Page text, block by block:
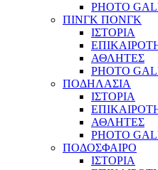
PHOTO
ΠΙΝΓΚ ΠΟΝΓΚ
ΙΣΤΟΡΙΑ
ΑΘΛΗΤΕΣ
PHOTO
ΠΟΔΗΛΑΣΙΑ
ΙΣΤΟΡΙΑ
ΑΘΛΗΤΕΣ
PHOTO
ΠΟΔΟΣΦΑΙΡΟ
ΙΣΤΟΡΙΑ